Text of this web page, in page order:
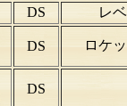
DS
レ
DS ロケ
DS